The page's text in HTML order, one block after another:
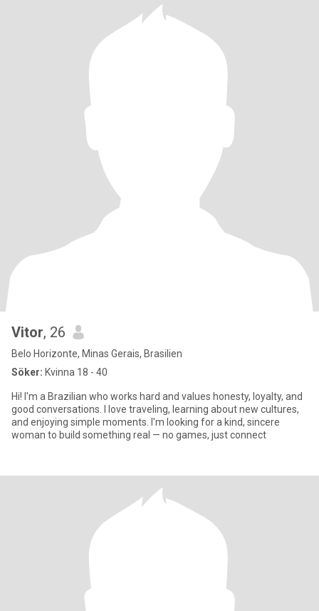
Vitor, 26
Belo Horizonte, Minas Gerais, Brasilien
Söker: Kvinna 18 - 40
Hi! I'm a Brazilian who works hard and values honesty, loyalty, and
good conversations. I love traveling, learning about new cultures,
and enjoying simple moments. I'm looking for a kind, sincere
woman to build something real — no games, just connect